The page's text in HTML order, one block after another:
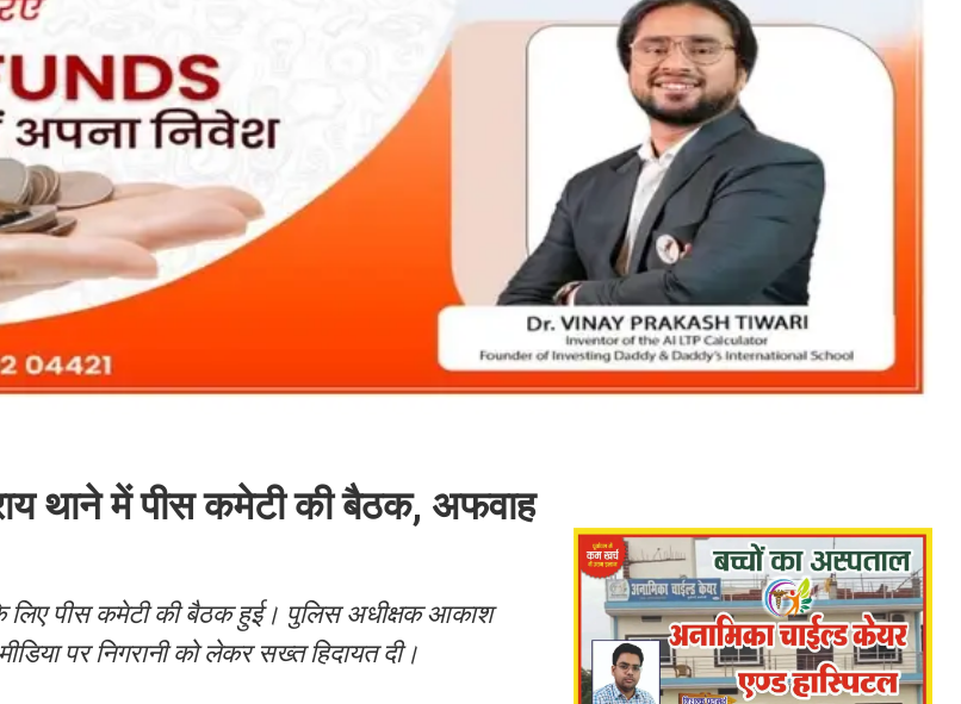
थाने में पीस कमेटी की बैठक, अफवाह
के लिए पीस कमेटी की बैठक हुई। पुलिस अधीक्षक आकाश
पर निगरानी को लेकर सख्त हिदायत दी।